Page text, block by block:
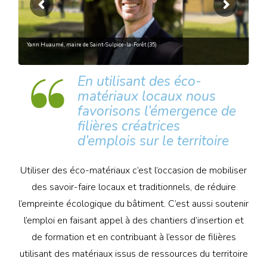
28 novembre | BRUDED participe aux premières universités des biosourcés à
En utilisant des éco-
matériaux locaux nous
favorisons l’émergence de
filières créatrices
d’emplois sur le territoire
Utiliser des éco-matériaux c’est l’occasion de mobiliser
des savoir-faire locaux et traditionnels, de réduire
l’empreinte écologique du bâtiment. C’est aussi soutenir
l’emploi en faisant appel à des chantiers d’insertion et
de formation et en contribuant à l’essor de filières
utilisant des matériaux issus de ressources du territoire